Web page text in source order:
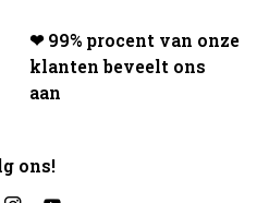
❤ 99% procent van onze
klanten beveelt ons
aan
ons!